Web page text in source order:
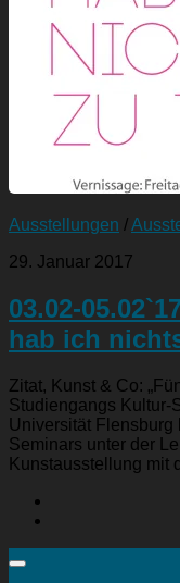
Ausstellungen /
29. Januar 2017
03.02-
hab ich
Zitat, Kunst & Co:
Studiengangs Kultur-
Universität Flensburg
Seminars unter der
Kunstausstellung mit